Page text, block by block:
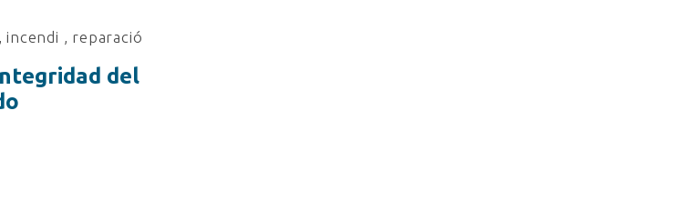
,incendi , reparació
del